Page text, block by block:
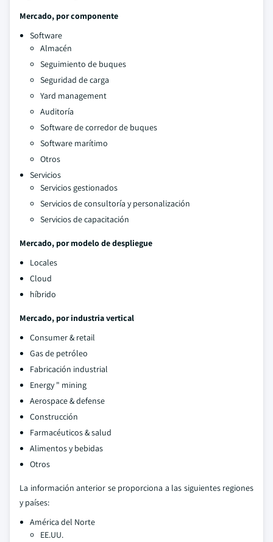
Mercado, por componente
Software
Almacén
Seguimiento de buques
Seguridad de carga
Yard management
Auditoría
Software de corredor de buques
Software marítimo
Otros
Servicios
Servicios gestionados
Servicios de consultoría y personalización
Servicios de capacitación
Mercado, por modelo de despliegue
Locales
Cloud
híbrido
Mercado, por industria vertical
Consumer & retail
Gas de petróleo
Fabricación industrial
Energy " mining
Aerospace & defense
Construcción
Farmacéuticos & salud
Alimentos y bebidas
Otros
La información anterior se proporciona a las siguientes regiones
y países:
América del Norte
EE.UU.